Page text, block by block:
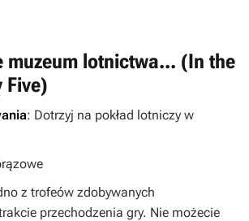
muzeum lotnictwa... (In the
Five)
: Dotrzyj na pokład lotniczy w
z trofeów zdobywanych
przechodzenia gry. Nie możecie